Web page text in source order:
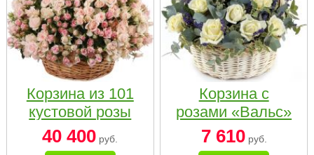
Корзина из 101
кустовой розы
нежных тонов
40 400 руб.
Корзина с
розами «Вальс»
7 610руб.